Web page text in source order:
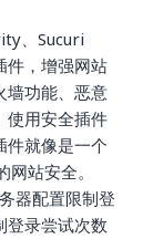
、Sucuri
，增强网站
墙功能、恶意
使用安全插件
件就像是一个
站安全。
器配置限制登
登录尝试次数